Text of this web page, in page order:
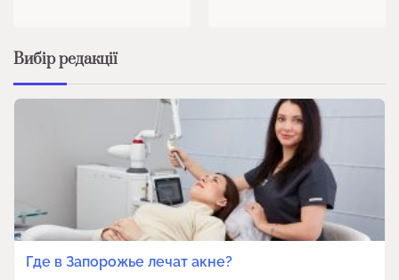
Вибір редакції
Где в Запорожье лечат акне?